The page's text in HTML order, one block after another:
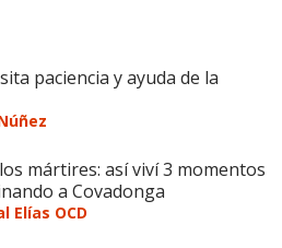
paciencia y ayuda de la
mártires: así viví 3 momentos
a Covadonga
Elías OCD